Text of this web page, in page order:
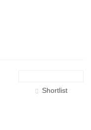
Shortlist